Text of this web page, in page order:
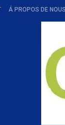
Á PROPOS DE NOUS